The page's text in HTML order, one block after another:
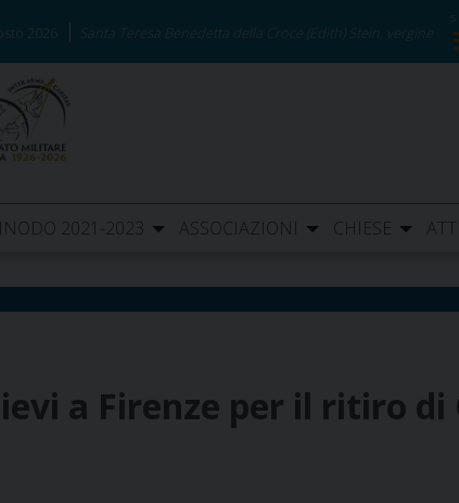
2026 Santa Teresa Benedetta della Croce (Edith) Stein, vergine
2021-2023 ASSOCIAZIONI CHIESE
a Firenze per il ritiro